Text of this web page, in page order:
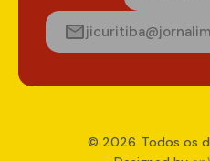
Apartamento
Fazenda© 2026. Todos os